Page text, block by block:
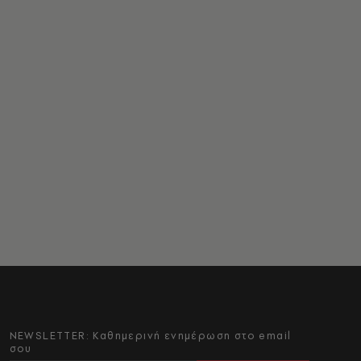
NEWSLETTER: Καθημερινή ενημέρωση στο email
σου